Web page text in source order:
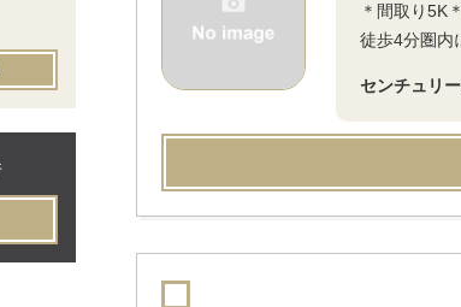
＊間取り5K
徒歩4分圏内
センチュリ